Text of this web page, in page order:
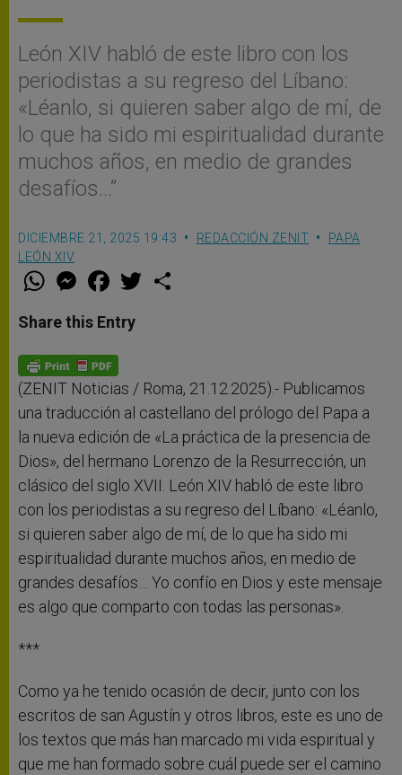
León XIV habló de este libro con los
periodistas a su regreso del Líbano:
«Léanlo, si quieren saber algo de mí, de
lo que ha sido mi espiritualidad durante
muchos años, en medio de grandes
desafíos…”
DICIEMBRE 21, 2025 19:43 REDACCIÓN ZENIT
PAPA
LEÓN XIV
W
t
s
p
p
M
e
s
e
g
e
r
F
a
e
b
o
k
w
Share this Entry
(ZENIT Noticias / Roma, 21.12.2025).- Publicamos
una traducción al castellano del prólogo del Papa a
la nueva edición de «La práctica de la presencia de
Dios», del hermano Lorenzo de la Resurrección, un
clásico del siglo XVII. León XIV habló de este libro
con los periodistas a su regreso del Líbano: «Léanlo,
si quieren saber algo de mí, de lo que ha sido mi
espiritualidad durante muchos años, en medio de
grandes desafíos… Yo confío en Dios y este mensaje
es algo que comparto con todas las personas».
***
Como ya he tenido ocasión de decir, junto con los
escritos de san Agustín y otros libros, este es uno de
los textos que más han marcado mi vida espiritual y
que me han formado sobre cuál puede ser el camino